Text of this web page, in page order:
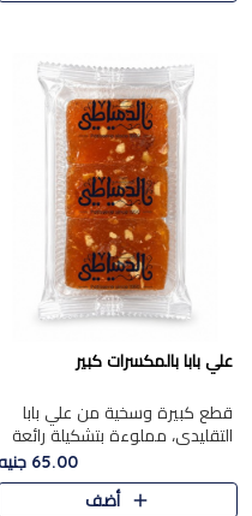
علي بابا بالمكسرات كبير
قطع كبيرة وسخية من علي بابا
التقليدي، مملوءة بتشكيلة رائعة
من المكسرات المحمصة المحمرة.
65.00 جنيه
أضف